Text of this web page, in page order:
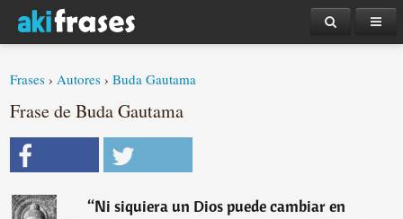
Frases ›Autores ›Buda Gautama
Frase de Buda Gautama
“Ni siquiera un Dios puede cambiar en